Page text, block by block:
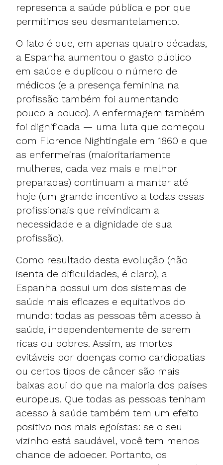
representa a saúde pública e por que
permitimos seu desmantelamento.
O fato é que, em apenas quatro décadas,
a Espanha aumentou o gasto público
em saúde e duplicou o número de
médicos (e a presença feminina na
profissão também foi aumentando
pouco a pouco). A enfermagem também
foi dignificada — uma luta que começou
com Florence Nightingale em 1860 e que
as enfermeiras (maioritariamente
mulheres, cada vez mais e melhor
preparadas) continuam a manter até
hoje (um grande incentivo a todas essas
profissionais que reivindicam a
necessidade e a dignidade de sua
profissão).
Como resultado desta evolução (não
isenta de dificuldades, é claro), a
Espanha possui um dos sistemas de
saúde mais eficazes e equitativos do
mundo: todas as pessoas têm acesso à
saúde, independentemente de serem
ricas ou pobres. Assim, as mortes
evitáveis por doenças como cardiopatias
ou certos tipos de câncer são mais
baixas aqui do que na maioria dos países
europeus. Que todas as pessoas tenham
acesso à saúde também tem um efeito
positivo nos mais egoístas: se o seu
vizinho está saudável, você tem menos
chance de adoecer. Portanto, os